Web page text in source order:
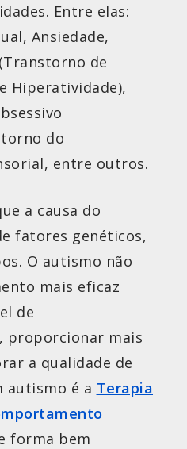
Entre elas:
Ansiedade,
de
Hiperatividade),
do
entre outros.
a causa do
fatores genéticos,
O autismo não
mais eficaz
de
proporcionar mais
a qualidade de
autismo é a Terapia
forma bem